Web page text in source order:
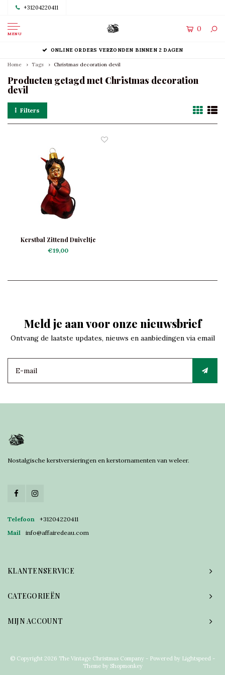
+31204220411
MENU
0
ONLINE ORDERS VERZONDEN BINNEN 2 DAGEN
Home Tags Christmas decoration devil
Producten getagd met Christmas decoration
devil
Filters
Kerstbal Zittend Duiveltje
€19,00
Meld je aan voor onze nieuwsbrief
Ontvang de laatste updates, nieuws en aanbiedingen via email
Nostalgische kerstversieringen en kerstornamenten van weleer.
Telefoon
+31204220411
Mail
info@affairedeau.com
KLANTENSERVICE
CATEGORIEËN
MIJN ACCOUNT
© Copyright 2026 The Vintage Christmas Company - Powered by Lightspeed -
Theme by Shopmonkey